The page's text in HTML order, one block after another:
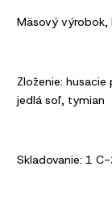
Mäsový výrobok,
Zloženie:
jedlá soľ, tymian
Skladovanie: 1